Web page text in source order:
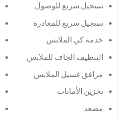
تسجيل سريع للوصول
تسجيل سريع للمغادرة
خدمة كي الملابس
التنظيف الجاف للملابس
مرافق غسيل الملابس
تخزين الأمانات
مصعد